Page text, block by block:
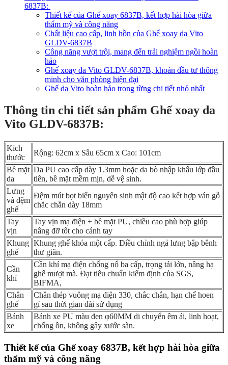
6837B:
Thiết kế của Ghế xoay 6837B, kết hợp hài hòa giữa
thẩm mỹ và công năng
Chất liệu cao cấp, linh hồn của Ghế xoay da Vito
GLDV-6837B
Công năng vượt trội, mang đến trải nghiệm ngồi hoàn
hảo
Ghế xoay da Vito GLDV-6837B, khoản đầu tư thông
minh cho văn phòng hiện đại
Ghế da Vito hoàn hảo trong từng chi tiết nhỏ nhất
Thông tin chi tiết sản phẩm Ghế xoay da
Vito GLDV-6837B:
Kích
thước
Rộng: 62cm x Sâu 65cm x Cao: 101cm
Bề mặt
da
Da PU cao cấp dày 1.3mm hoặc da bò nhập khẩu lớp đầu
tiên, bề mặt mềm mịn, dễ vệ sinh.
Lưng
và đệm
ghế
Đệm mút bọt biển nguyên sinh mật độ cao kết hợp ván gỗ
chắc chắn dày 18mm
Tay
vịn
Tay vịn mạ điện + bề mặt PU, chiều cao phù hợp giúp
nâng đỡ tốt cho cánh tay
Khung
ghế
Khung ghế khóa một cấp. Điều chỉnh ngả lưng bập bênh
thư giãn.
Cần
khí
Cần khí mạ điện chống nổ ba cấp, trọng tải lớn, nâng hạ
ghế mượt mà. Đạt tiêu chuẩn kiểm định của SGS,
BIFMA,
Chân
ghế
Chân thép vuông mạ điện 330, chắc chắn, hạn chế hoen
gỉ sau thời gian dài sử dụng
Bánh
xe
Bánh xe PU màu đen φ60MM di chuyển êm ái, linh hoạt,
chống ồn, không gây xước sàn.
Thiết kế của Ghế xoay 6837B, kết hợp hài hòa giữa
thẩm mỹ và công năng